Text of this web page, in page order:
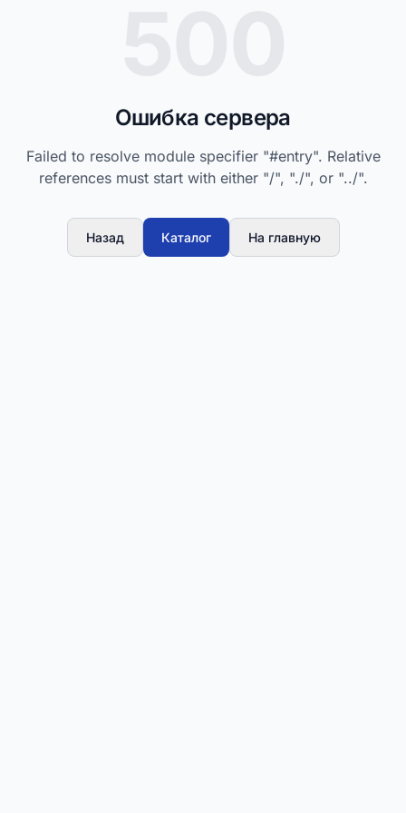
Ошибка сервера
Failed to resolve module specifier "#entry". Relative
references must start with either "/", "./", or "../".
Назад Каталог На главную